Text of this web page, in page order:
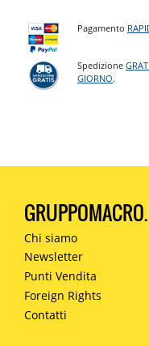
Pagamento
Spedizione
GIORNO.
Chi siamo
Newsletter
Punti Vendita
Foreign Rights
Contatti